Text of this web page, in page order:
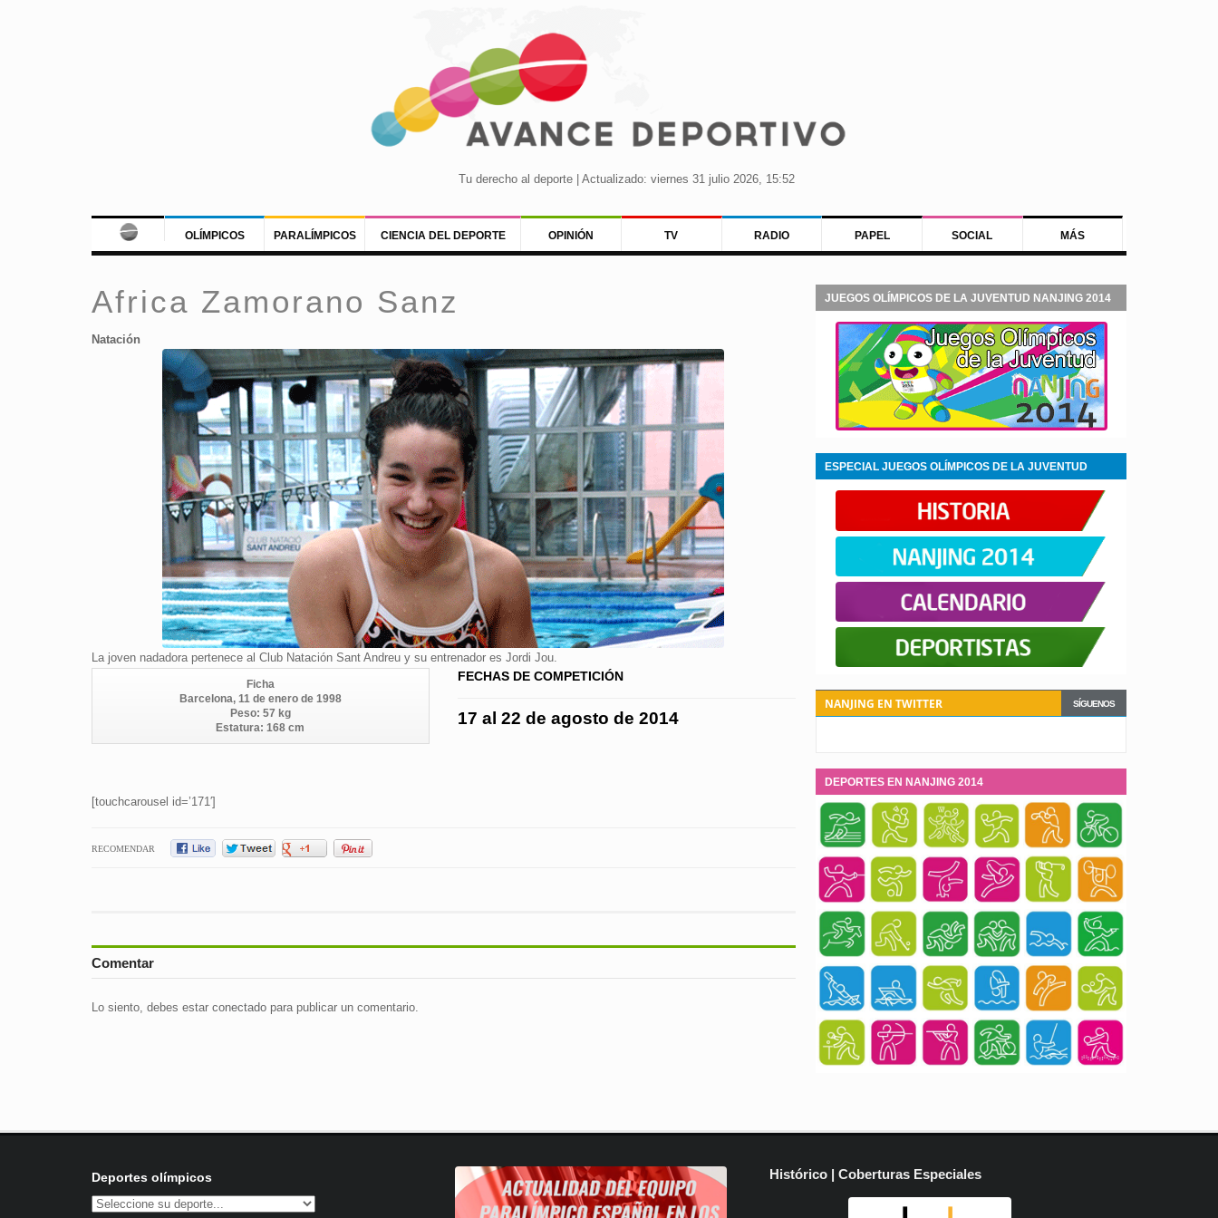
Tu derecho al deporte | Actualizado: viernes 31 julio 2026, 15:52
OLÍMPICOS PARALÍMPICOS CIENCIA DEL DEPORTE OPINIÓN TV RADIO PAPEL SOCIAL MÁS
Africa Zamorano Sanz
Natación
La joven nadadora pertenece al Club Natación Sant Andreu y su entrenador es Jordi Jou.
Ficha
Barcelona, 11 de enero de 1998
Peso: 57 kg
Estatura: 168 cm
FECHAS DE COMPETICIÓN
17 al 22 de agosto de 2014
[touchcarousel id=’171′]
RECOMENDAR
Comentar
Lo siento, debes estar conectadopara publicar un comentario.
JUEGOS OLÍMPICOS DE LA JUVENTUD NANJING 2014
ESPECIAL JUEGOS OLÍMPICOS DE LA JUVENTUD
NANJING 2014
SÍGUENOS
NANJING EN TWITTER
DEPORTES EN NANJING 2014
Deportes olímpicos Histórico | Coberturas Especiales